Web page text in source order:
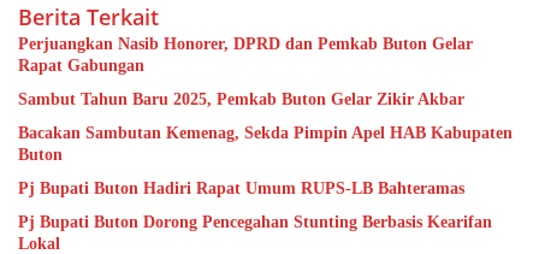
Berita Terkait
Perjuangkan Nasib Honorer, DPRD dan Pemkab Buton Gelar
Rapat Gabungan
Sambut Tahun Baru 2025, Pemkab Buton Gelar Zikir Akbar
Bacakan Sambutan Kemenag, Sekda Pimpin Apel HAB Kabupaten
Buton
Pj Bupati Buton Hadiri Rapat Umum RUPS-LB Bahteramas
Pj Bupati Buton Dorong Pencegahan Stunting Berbasis Kearifan
Lokal